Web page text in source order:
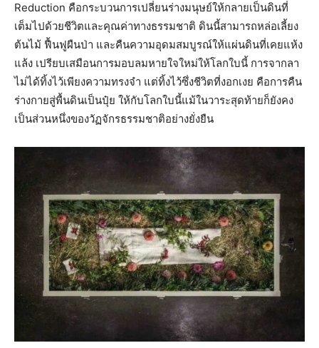
Reduction คือกระบวนการเปลี่ยนร่างมนุษย์ให้กลายเป็นดินที่
เต็มไปด้วยชีวิตและคุณค่าทางธรรมชาติ ดินนี้สามารถหล่อเลี้ยง
ต้นไม้ ฟื้นฟูผืนป่า และคืนความอุดมสมบูรณ์ให้แผ่นดินที่เคยแห้ง
แล้ง เปรียบเสมือนการมอบลมหายใจใหม่ให้โลกใบนี้ การจากลา
ไม่ได้ทิ้งไว้เพียงความทรงจำ แต่ทิ้งไว้ซึ่งชีวิตที่งอกเงย คือการคืน
ร่างกายสู่พื้นดินเป็นปุ๋ย ให้กับโลกใบนี้แม้ในวาระสุดท้ายก็ยังคง
เป็นส่วนหนึ่งของวัฏจักรธรรมชาติอย่างยั่งยืน